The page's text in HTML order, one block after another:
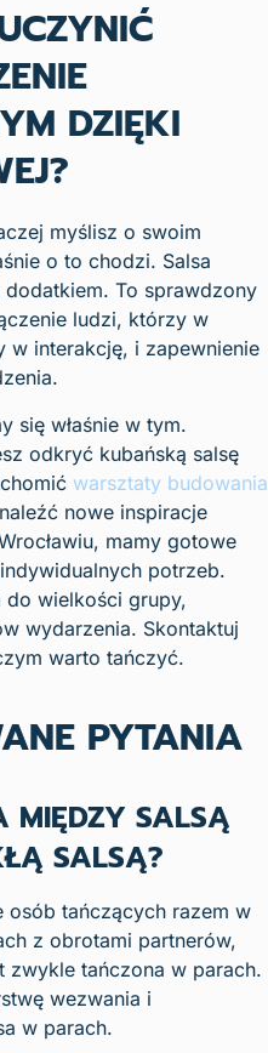
DZIĘKI
myślisz o swoim
o to chodzi. Salsa
To sprawdzony
ludzi, którzy w
w interakcję, i zapewnienie
się właśnie w tym.
odkryć kubańską salsę
warsztaty budowania
nowe inspiracje
mamy gotowe
potrzeb.
do wielkości grupy,
wydarzenia. Skontaktuj
warto tańczyć.
PYTANIA
MIĘDZY SALSĄ
SALSĄ?
osób tańczących razem w
z obrotami partnerów,
zwykle tańczona w parach.
wezwania i
w parach.